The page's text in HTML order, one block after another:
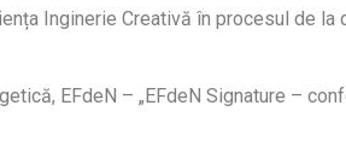
Inginerie Creativă în procesul de la
EFdeN – „EFdeN Signature –